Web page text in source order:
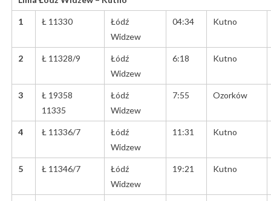
1 Ł 11330
Łódź
Widzew
04:34 Kutno
2 Ł 11328/9
Łódź
Widzew
6:18 Kutno
3
Ł 19358
11335
Łódź
Widzew
7:55 Ozorków
4 Ł 11336/7
Łódź
Widzew
11:31 Kutno
5 Ł 11346/7
Łódź
Widzew
19:21 Kutno